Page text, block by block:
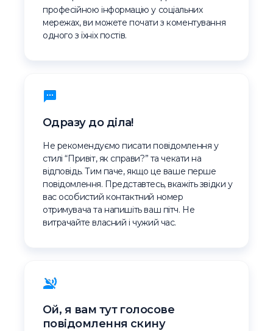
професійною інформацію у соціальних
мережах, ви можете почати з коментування
одного з їхніх постів.
Одразу до діла!
Не рекомендуємо писати повідомлення у
стилі “Привіт, як справи?” та чекати на
відповідь. Тим паче, якщо це ваше перше
повідомлення. Представтесь, вкажіть звідки у
вас особистий контактний номер
отримувача та напишіть ваш пітч. Не
витрачайте власний і чужий час.
Ой, я вам тут голосове
повідомлення скину